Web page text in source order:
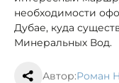
необходимости
Дубае, куда
Минеральных Вод.
Автор:Роман